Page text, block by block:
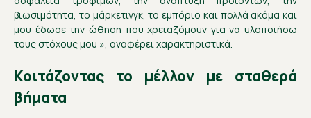
βιωσιμότητα, το μάρκετινγκ, το εμπόριο και πολλά ακόμα και
μου έδωσε την ώθηση που χρειαζόμουν για να υλοποιήσω
τους στόχους μου », αναφέρει χαρακτηριστικά.
Κοιτάζοντας το μέλλον με σταθερά
βήματα